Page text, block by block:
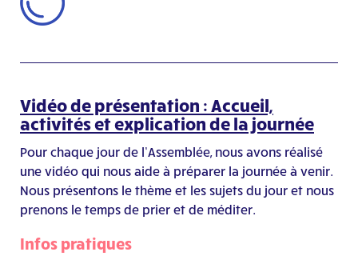
Vidéo de présentation : Accueil,
activités et explication de la journée
Pour chaque jour de l’Assemblée, nous avons réalisé
une vidéo qui nous aide à préparer la journée à venir.
Nous présentons le thème et les sujets du jour et nous
prenons le temps de prier et de méditer.
Infos pratiques